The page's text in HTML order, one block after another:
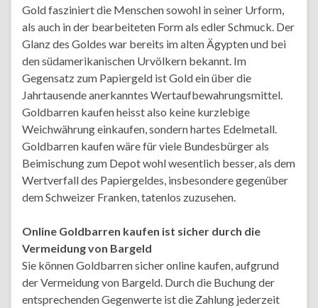
Gold fasziniert die Menschen sowohl in seiner Urform,
als auch in der bearbeiteten Form als edler Schmuck. Der
Glanz des Goldes war bereits im alten Ägypten und bei
den südamerikanischen Urvölkern bekannt. Im
Gegensatz zum Papiergeld ist Gold ein über die
Jahrtausende anerkanntes Wertaufbewahrungsmittel.
Goldbarren kaufen heisst also keine kurzlebige
Weichwährung einkaufen, sondern hartes Edelmetall.
Goldbarren kaufen wäre für viele Bundesbürger als
Beimischung zum Depot wohl wesentlich besser, als dem
Wertverfall des Papiergeldes, insbesondere gegenüber
dem Schweizer Franken, tatenlos zuzusehen.
Online Goldbarren kaufen ist sicher durch die
Vermeidung von Bargeld
Sie können Goldbarren sicher online kaufen, aufgrund
der Vermeidung von Bargeld. Durch die Buchung der
entsprechenden Gegenwerte ist die Zahlung jederzeit